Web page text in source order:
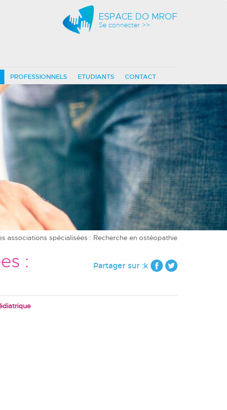
ESPACE DO MROF
Se connecter >>
PROFESSIONNELS ETUDIANTS CONTACT
associations spécialisées : Recherche en ostéopathie
Partager sur :k
: